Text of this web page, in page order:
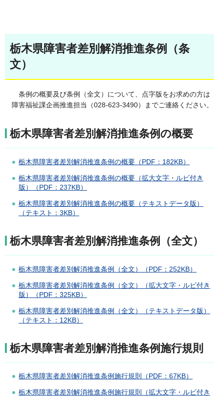
栃木県障害者差別解消推進条例（条
文）
条例の概要及び条例（全文）について、点字版をお求めの方は
障害福祉課企画推進担当（028-623-3490）までご連絡ください。
栃木県障害者差別解消推進条例の概要
栃木県障害者差別解消推進条例の概要（PDF：182KB）
栃木県障害者差別解消推進条例の概要（拡大文字・ルビ付き
版）（PDF：237KB）
栃木県障害者差別解消推進条例の概要（テキストデータ版）
（テキスト：3KB）
栃木県障害者差別解消推進条例（全文）
栃木県障害者差別解消推進条例（全文）（PDF：252KB）
栃木県障害者差別解消推進条例（全文）（拡大文字・ルビ付き
版）（PDF：325KB）
栃木県障害者差別解消推進条例（全文）（テキストデータ版）
（テキスト：12KB）
栃木県障害者差別解消推進条例施行規則
栃木県障害者差別解消推進条例施行規則（PDF：67KB）
栃木県障害者差別解消推進条例施行規則（拡大文字・ルビ付き